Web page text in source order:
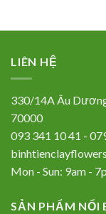
LIÊN HỆ
330/14A Âu
70000
093 341 10 41 -
Mon - Sun: 9am -
SẢN PHẨM NỔI